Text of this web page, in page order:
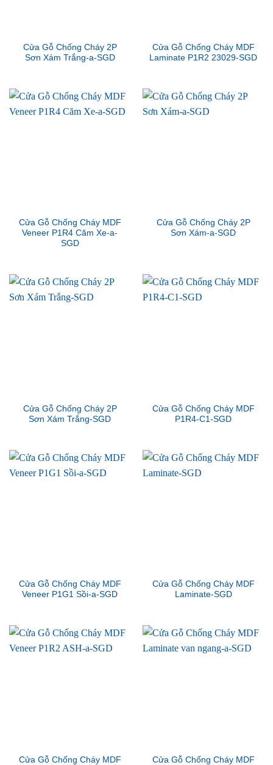
Cửa Gỗ Chống Cháy 2P
Sơn Xám Trắng-a-SGD
Cửa Gỗ Chống Cháy MDF
Laminate P1R2 23029-SGD
Cửa Gỗ Chống Cháy MDF
Veneer P1R4 Căm Xe-a-
SGD
Cửa Gỗ Chống Cháy 2P
Sơn Xám-a-SGD
Cửa Gỗ Chống Cháy 2P
Sơn Xám Trắng-SGD
Cửa Gỗ Chống Cháy MDF
P1R4-C1-SGD
Cửa Gỗ Chống Cháy MDF
Veneer P1G1 Sồi-a-SGD
Cửa Gỗ Chống Cháy MDF
Laminate-SGD
Cửa Gỗ Chống Cháy MDF Cửa Gỗ Chống Cháy MDF